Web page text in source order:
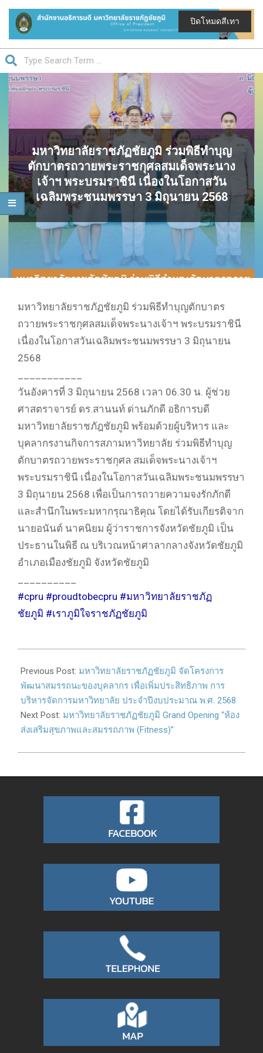
Skip
content
สำนักงาน
อธิการบดี
มหาวิทยาลัย
ราชภัฏ
ชัยภูมิ
Primary
Navigation
มหาวิทยาลัยราชภัฏชัยภูมิ ร่วมพิธีทำบุญ
ตักบาตรถวายพระราชกุศลสมเด็จพระนาง
เจ้าฯ พระบรมราชินี เนื่องในโอกาสวัน
เฉลิมพระชนมพรรษา 3 มิถุนายน 2568
มหาวิทยาลัยราชภัฏชัยภูมิ ร่วมพิธีทำบุญตักบาตร
ถวายพระราชกุศลสมเด็จพระนางเจ้าฯ พระบรมราชินี
เนื่องในโอกาสวันเฉลิมพระชนมพรรษา 3 มิถุนายน
2568
วันอังคารที่ 3 มิถุนายน 2568 เวลา 06.30 น. ผู้ช่วย
ศาสตราจารย์ ดร.สานนท์ ด่านภักดี อธิการบดี
มหาวิทยาลัยราชภัฎชัยภูมิ พร้อมด้วยผู้บริหาร และ
บุคลากรงานกิจการสภามหาวิทยาลัย ร่วมพิธีทำบุญ
ตักบาตรถวายพระราชกุศล สมเด็จพระนางเจ้าฯ
พระบรมราชินี เนื่องในโอกาสวันเฉลิมพระชนมพรรษา
3 มิถุนายน 2568 เพื่อเป็นการถวายความจงรักภักดี
และสำนึกในพระมหากรุณาธิคุณ โดยได้รับเกียรติจาก
นายอนันต์ นาคนิยม ผู้ว่าราชการจังหวัดชัยภูมิ เป็น
ประธานในพิธี ณ บริเวณหน้าศาลากลางจังหวัดชัยภูมิ
อำเภอเมืองชัยภูมิ จังหวัดชัยภูมิ
#cpru #proudtobecpru #มหาวิทยาลัยราชภัฏ
ชัยภูมิ #เราภูมิใจราชภัฏชัยภูมิ
06-
06
Previous Post: มหาวิทยาลัยราชภัฏชัยภูมิ จัดโครงการ
พัฒนาสมรรถนะของบุคลากร เพื่อเพิ่มประสิทธิภาพ การ
บริหารจัดการมหาวิทยาลัย ประจําปีงบประมาณ พ.ศ. 2568
Next Post: มหาวิทยาลัยราชภัฏชัยภูมิ Grand Opening “ห้อง
ส่งเสริมสุขภาพและสมรรถภาพ (Fitness)”
ปิดโหมดสีเทา